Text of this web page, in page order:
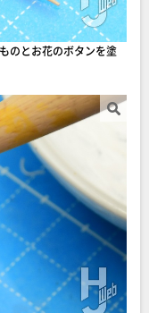
のとお花のボタンを塗